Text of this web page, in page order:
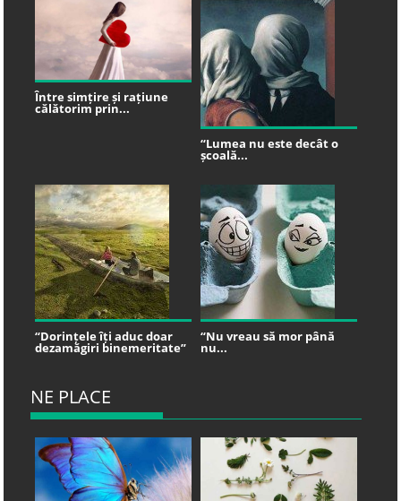
Între simțire și rațiune
călătorim prin...
“Lumea nu este decât o
școală...
“Dorințele îți aduc doar
dezamăgiri binemeritate”
“Nu vreau să mor până
nu...
NE PLACE